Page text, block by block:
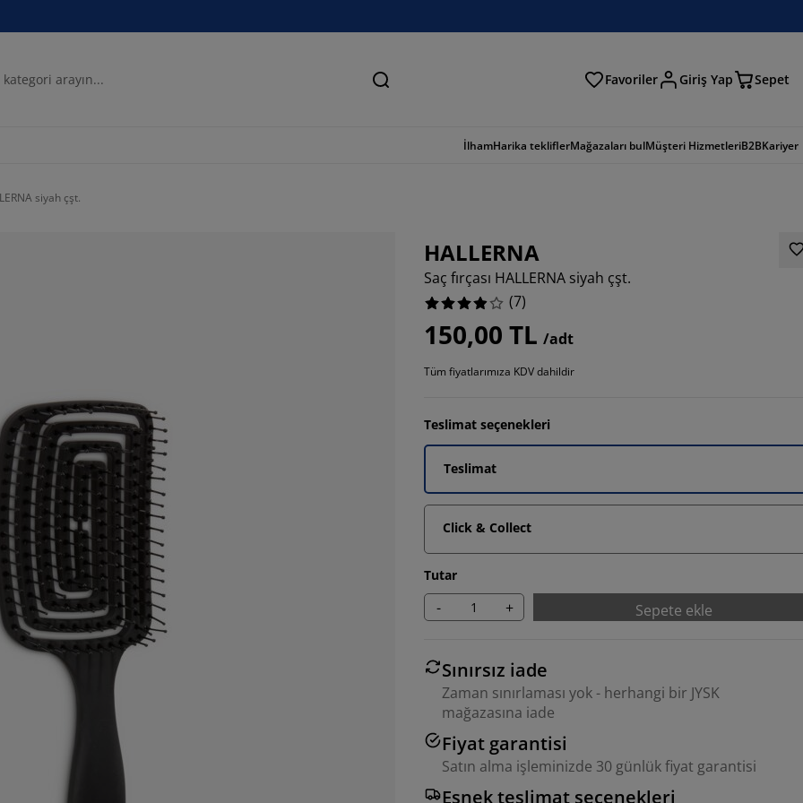
Ara Favoriler Giriş Yap Sepet
İlhamHarika tekliflerMağazaları bulMüşteri HizmetleriB2BKariyer
siyah çşt.
HALLERNA
Saç fırçası HALLERNA siyah çşt.
(7)
150,00 TL /adt
Tüm fiyatlarımıza KDV dahildir
Teslimat seçenekleri
Teslimat
Click & Collect
Tutar
- + Sepete ekle
Sınırsız iade
Zaman sınırlaması yok - herhangi bir JYSK
mağazasına iade
Fiyat garantisi
Satın alma işleminizde 30 günlük fiyat garantisi
Esnek teslimat seçenekleri
28.57142857142857%